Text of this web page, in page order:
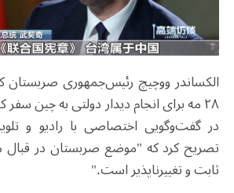
در گفت‌وگویی اختصاصی با رادیو و
تصریح کرد که "موضع صربستان در قبال
ثابت و تغییرناپذیر است."